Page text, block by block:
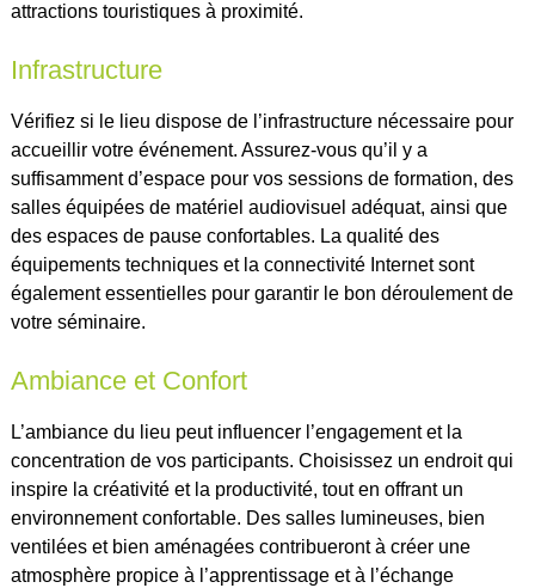
attractions touristiques à proximité.
Infrastructure
Vérifiez si le lieu dispose de l’infrastructure nécessaire pour
accueillir votre événement. Assurez-vous qu’il y a
suffisamment d’espace pour vos sessions de formation, des
salles équipées de matériel audiovisuel adéquat, ainsi que
des espaces de pause confortables. La qualité des
équipements techniques et la connectivité Internet sont
également essentielles pour garantir le bon déroulement de
votre séminaire.
Ambiance et Confort
L’ambiance du lieu peut influencer l’engagement et la
concentration de vos participants. Choisissez un endroit qui
inspire la créativité et la productivité, tout en offrant un
environnement confortable. Des salles lumineuses, bien
ventilées et bien aménagées contribueront à créer une
atmosphère propice à l’apprentissage et à l’échange